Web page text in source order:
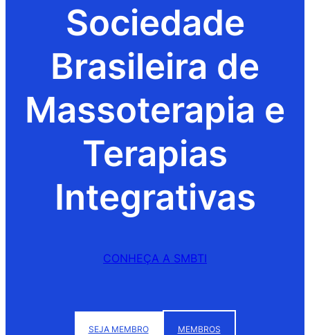
Sociedade
Brasileira de
Massoterapia e
Terapias
Integrativas
CONHEÇA A SMBTI
SEJA MEMBRO MEMBROS